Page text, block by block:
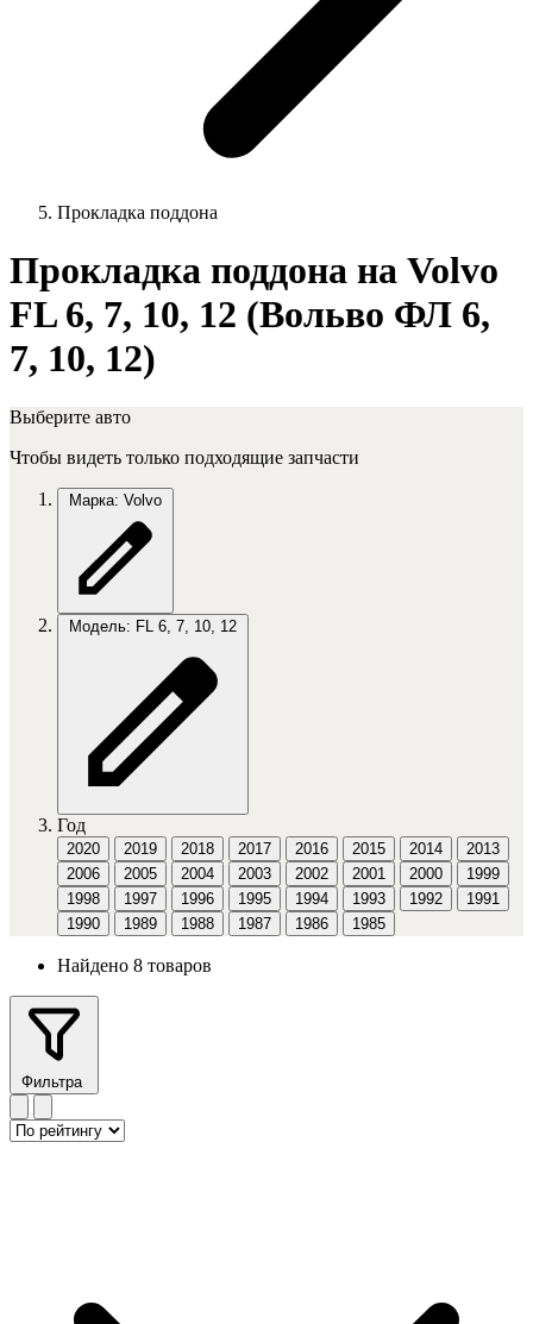
Прокладка поддона
Прокладка поддона на Volvo
FL 6, 7, 10, 12 (Вольво ФЛ 6,
7, 10, 12)
Выберите авто
Чтобы видеть только подходящие запчасти
Марка: Volvo
Модель: FL 6, 7, 10, 12
Год
2020 2019 2018 2017 2016 2015 2014
2013
2006
2005 2004 2003 2002 2001 2000
1999
1998
1997 1996 1995 1994 1993 1992
1991
1990
1989 1988 1987 1986 1985
Найдено 8 товаров
Фильтра